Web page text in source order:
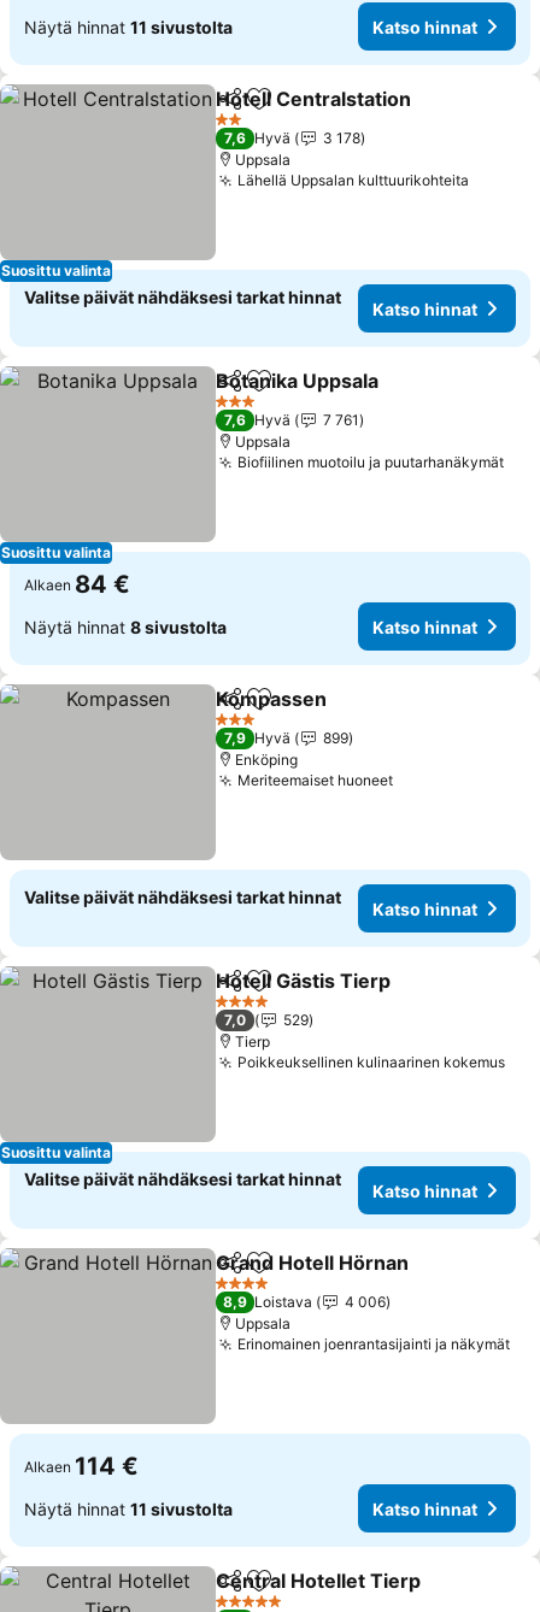
Näytä hinnat 11 sivustolta Katso hinnat
Suosittu valinta
Jaa Lisää suosikkeihin
Hotell Centralstation
2 Tähtiluokitus
7,6 Hyvä
3 178
Uppsala
Lähellä Uppsalan kulttuurikohteita
Valitse päivät nähdäksesi tarkat hinnat
Katso hinnat
Suosittu valinta
Jaa Lisää suosikkeihin
Botanika Uppsala
3 Tähtiluokitus
7,6 Hyvä
7 761
Uppsala
Biofiilinen muotoilu ja puutarhanäkymät
Alkaen 84 €
Näytä hinnat 8 sivustolta Katso hinnat
Jaa Lisää suosikkeihin
Kompassen
3 Tähtiluokitus
7,9 Hyvä
899
Enköping
Meriteemaiset huoneet
Valitse päivät nähdäksesi tarkat hinnat
Katso hinnat
Suosittu valinta
Jaa Lisää suosikkeihin
Hotell Gästis Tierp
4 Tähtiluokitus
7,0
529
Tierp
Poikkeuksellinen kulinaarinen kokemus
Valitse päivät nähdäksesi tarkat hinnat
Katso hinnat
Jaa Lisää suosikkeihin
Grand Hotell Hörnan
4 Tähtiluokitus
8,9 Loistava
4 006
Uppsala
Erinomainen joenrantasijainti ja näkymät
Alkaen 114 €
Näytä hinnat 11 sivustolta Katso hinnat
Jaa Lisää suosikkeihin
Central Hotellet Tierp